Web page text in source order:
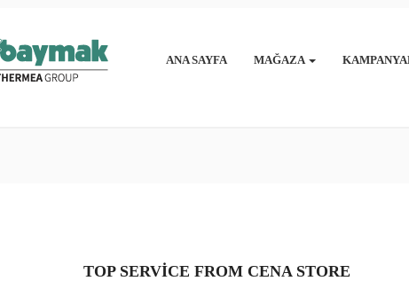
ANA SAYFA MAĞAZA
TOP SERVICE FROM CENA STORE